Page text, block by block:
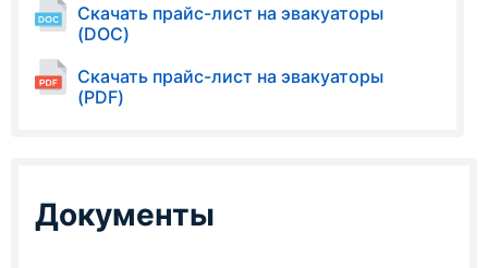
Скачать прайс-лист на эвакуаторы
(DOC)
Скачать прайс-лист на эвакуаторы
(PDF)
Документы